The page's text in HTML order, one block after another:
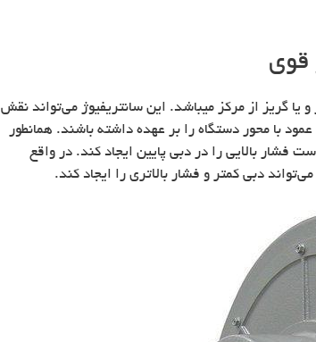
قوی
یا گریز از مرکز میباشد. این سانتریفیوژ می‌تواند نقش
صورت ۹۰ درجه و به صورت عمود با محور دستگاه را بر عهده داشته باشند. همانطور
فشار بالایی را در دبی پایین ایجاد کند. در واقع
دبی کمتر و فشار بالاتری را ایجاد کند.